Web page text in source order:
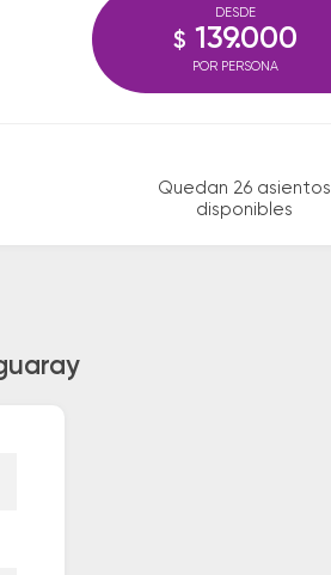
Quedan 26 asientos
disponibles
DESDE
$ 139.000
POR PERSONA